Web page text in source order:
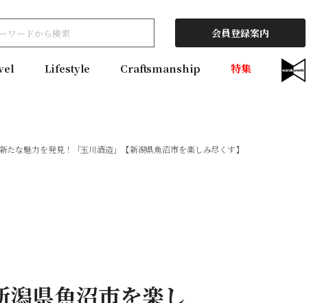
会員登録案内
Lifestyle Craftsmanship 特集
たな魅力を発見！「玉川酒造」【新潟県魚沼市を楽しみ尽くす】
県魚沼市を楽し